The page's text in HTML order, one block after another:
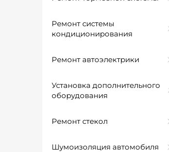
Ремонт системы
кондиционирования
Ремонт автоэлектрики
Установка дополнительного
оборудования
Ремонт стекол
Шумоизоляция автомобиля